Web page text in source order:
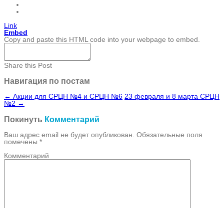
Link
Embed
Copy and paste this HTML code into your webpage to embed.
Share this Post
Навигация по постам
← Акции для СРЦН №4 и СРЦН №6 23 февраля и 8 марта СРЦН
№2 →
Покинуть Комментарий
Ваш адрес email не будет опубликован. Обязательные поля
помечены *
Комментарий